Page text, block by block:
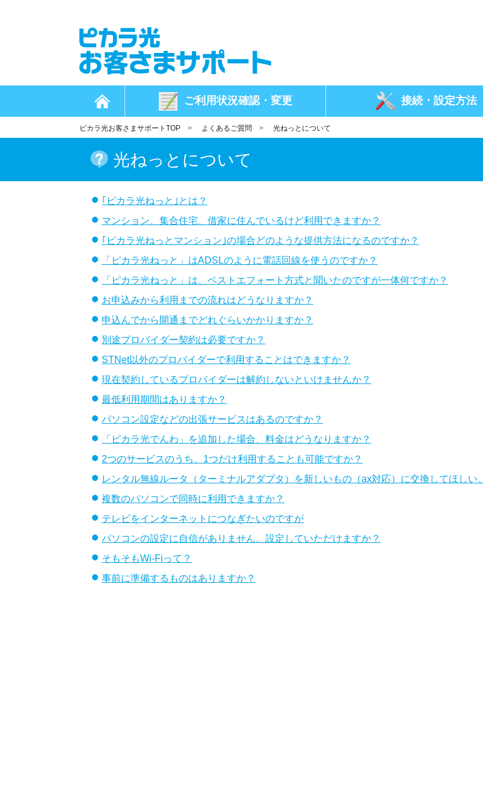
ご利用状況確認・変更 接続・ 設定方法
ピカラ光お客さまサポートTOP > よくあるご質問 > 光ねっとについて
光ねっとについて
｢ピカラ光ねっと｣とは？
マンション、集合住宅、借家に住んでいるけど利用できますか？
｢ピカラ光ねっとマンション｣の場合どのような提供方法になるのですか？
「ピカラ光ねっと」はADSLのように電話回線を使うのですか？
「ピカラ光ねっと」は、ベストエフォート方式と聞いたのですが一体何ですか？
お申込みから利用までの流れはどうなりますか？
申込んでから開通までどれぐらいかかりますか？
別途プロバイダー契約は必要ですか？
STNet以外のプロバイダーで利用することはできますか？
現在契約しているプロバイダーは解約しないといけませんか？
最低利用期間はありますか？
パソコン設定などの出張サービスはあるのですか？
「ピカラ光でんわ」を追加した場合、料金はどうなりますか？
2つのサービスのうち、1つだけ利用することも可能ですか？
レンタル無線ルータ（ターミナルアダプタ）を新しいもの（ax対応）に交換してほしい。
複数のパソコンで同時に利用できますか？
テレビをインターネットにつなぎたいのですが
パソコンの設定に自信がありません。設定していただけますか？
そもそもWi-Fiって？
事前に準備するものはありますか？